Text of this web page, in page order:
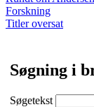
Forskning
Titler oversat
Søgning i
Søgetekst